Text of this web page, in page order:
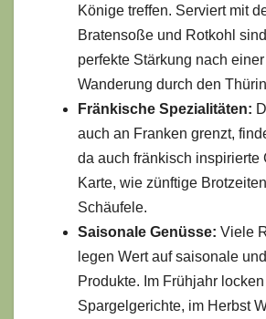
Könige treffen. Serviert mit
Bratensoße und Rotkohl
perfekte Stärkung nach
Wanderung durch den
Fränkische Spezialitäten:
auch an Franken grenzt,
da auch fränkisch inspirierte
Karte, wie zünftige
Schäufele.
Saisonale Genüsse: Viele
legen Wert auf saisonale
Produkte. Im Frühjahr locken
Spargelgerichte, im Herbst